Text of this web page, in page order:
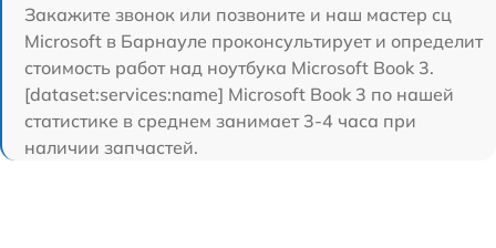
Закажите звонок или позвоните и наш мастер сц
Microsoft в Барнауле проконсультирует и определит
стоимость работ над ноутбука Microsoft Book 3.
[dataset:services:name] Microsoft Book 3 по нашей
статистике в среднем занимает 3-4 часа при
наличии запчастей.